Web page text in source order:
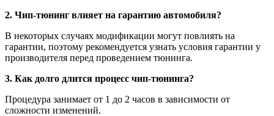
2. Чип-тюнинг влияет на гарантию автомобиля?
В некоторых случаях модификации могут повлиять на
гарантии, поэтому рекомендуется узнать условия гарантии у
производителя перед проведением тюнинга.
3. Как долго длится процесс чип-тюнинга?
Процедура занимает от 1 до 2 часов в зависимости от
сложности изменений.